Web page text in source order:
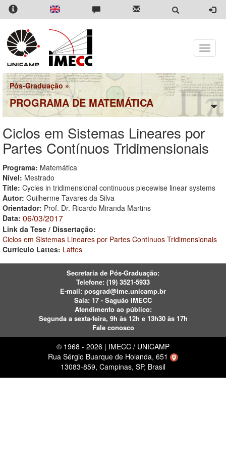
Pular
para
conteúdo
principal
Toggle
Pós-Graduação »
PROGRAMA DE MATEMÁTICA
Ciclos em Sistemas Lineares por
Partes Contínuos Tridimensionais
Programa: Matemática
Nível: Mestrado
Title: Cycles in tridimensional continuous piecewise linear systems
Autor: Guilherme Tavares da Silva
Orientador: Prof. Dr. Ricardo Miranda Martins
Data: 06/03/2017
Link da Tese / Dissertação:
Ciclos em Sistemas Lineares por Partes Contínuos Tridimensionais
Currículo Lattes: Lattes
Secretaria de Pós-Graduação:
Telefone: (19) 3521-5933
E-mail: posgrad@ime.unicamp.br
Sala: 17 - Saguão IMECC
Atendimento ao público:
Segunda a sexta-feira, 9h às 12h e 13h30 às 17h
Fale conosco
© 1968 - 2026 | IMECC / UNICAMP
Rua Sérgio Buarque de Holanda, 651
13083-859, Campinas, SP, Brasil